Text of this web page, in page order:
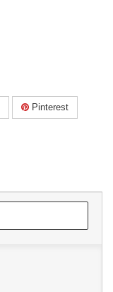
Pinterest